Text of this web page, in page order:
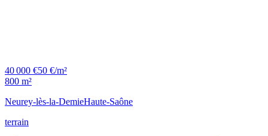
40 000 €50 €/m²
800 m²
Neurey-lès-la-DemieHaute-Saône
terrain